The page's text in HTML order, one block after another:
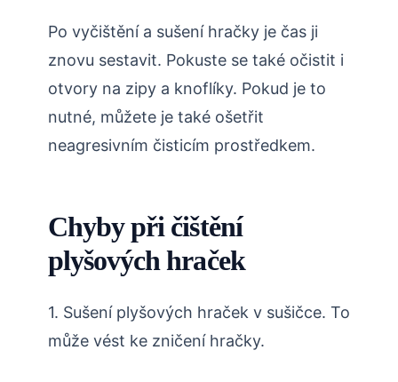
Po vyčištění a sušení hračky je čas ji
znovu sestavit. Pokuste se také očistit i
otvory na zipy a knoflíky. Pokud je to
nutné, můžete je také ošetřit
neagresivním čisticím prostředkem.
Chyby při čištění
plyšových hraček
1. Sušení plyšových hraček v sušičce. To
může vést ke zničení hračky.